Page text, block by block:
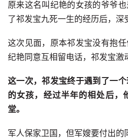
原来这名叫纪艳的女孩的爷爷
了祁发宝九死一生的经历后，深
这次见面，原本祁发宝没有抱任
纪艳同意互相留电话，祁发宝激
这一次，祁发宝终于遇到了一
的女孩，经过半年的相处后，
堂。
军人保家卫国，但军嫂要付出的